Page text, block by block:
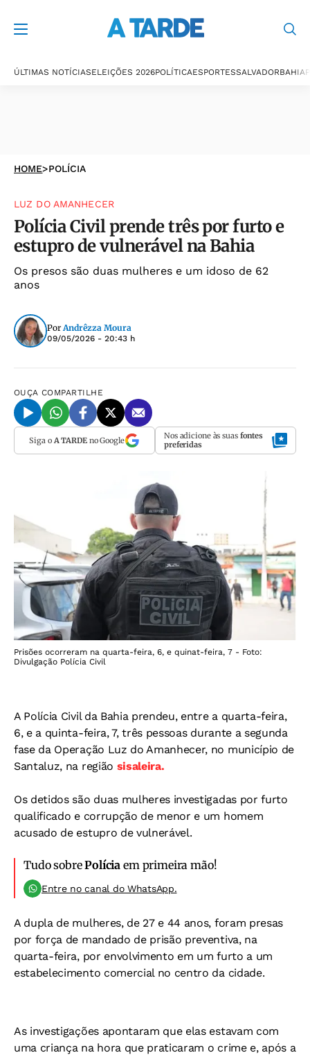
ÚLTIMAS NOTÍCIASELEIÇÕES 2026POLÍTICAESPORTESSALVADORBAHIA
HOME>POLÍCIA
LUZ DO AMANHECER
Polícia Civil prende três por furto e
estupro de vulnerável na Bahia
Os presos são duas mulheres e um idoso de 62
anos
Por Andrêzza Moura
09/05/2026 - 20:43 h
OUÇA COMPARTILHE
Siga o A TARDEno Google Nos adicione às suas fontes
preferidas
Prisões ocorreram na quarta-feira, 6, e quinat-feira, 7 - Foto:
Divulgação Polícia Civil
A Polícia Civil da Bahia prendeu, entre a quarta-feira,
6, e a quinta-feira, 7, três pessoas durante a segunda
fase da Operação Luz do Amanhecer, no município de
Santaluz, na região sisaleira.
Os detidos são duas mulheres investigadas por furto
qualificado e corrupção de menor e um homem
acusado de estupro de vulnerável.
Tudo sobrePolícia em primeira mão!
Entre no canal do WhatsApp.
A dupla de mulheres, de 27 e 44 anos, foram presas
por força de mandado de prisão preventiva, na
quarta-feira, por envolvimento em um furto a um
estabelecimento comercial no centro da cidade.
As investigações apontaram que elas estavam com
uma criança na hora que praticaram o crime e, após a